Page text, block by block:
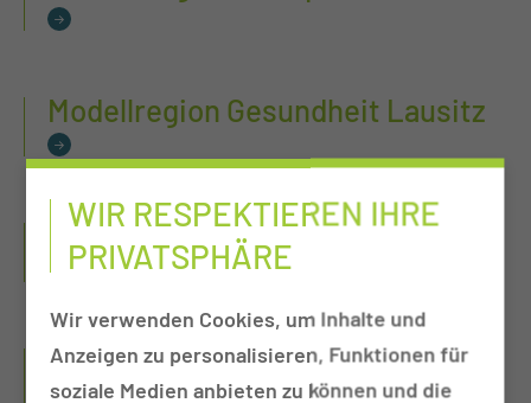
Modellregion Gesundheit Lausitz
Wissenschaftliche Qualifikation
Nachwuchsförderung
WIR RESPEKTIEREN IHRE
PRIVATSPHÄRE
Wir verwenden Cookies, um Inhalte und
Anzeigen zu personalisieren, Funktionen für
soziale Medien anbieten zu können und die